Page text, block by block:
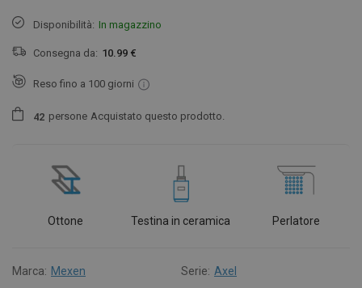
Disponibilità: In magazzino
Consegna da: 10.99 €
Reso fino a 100 giorni
42 persone Acquistato questo prodotto.
Ottone Testina in ceramica Perlatore
Marca: Mexen Serie: Axel